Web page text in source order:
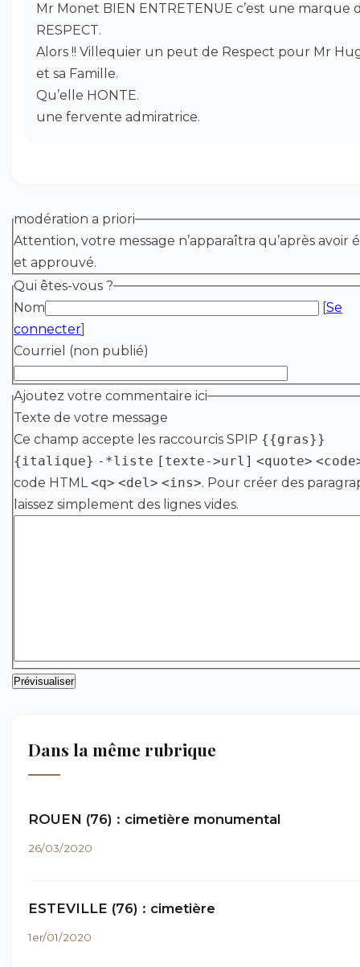
Mr Monet BIEN ENTRETENUE c’est une marque
RESPECT.
Alors !! Villequier un peut de Respect pour Mr
et sa Famille.
Qu’elle HONTE.
une fervente admiratrice.
modération a priori
Attention, votre message n’apparaîtra qu’après avoir
et approuvé.
Qui êtes-vous ?
Nom
[Se
connecter]
Courriel (non publié)
Ajoutez votre commentaire ici
Texte de votre message
Ce champ accepte les raccourcis SPIP {{gras}}
{italique} -*liste [texte->url] <quote>
code HTML<q> <del> <ins>. Pour créer des
laissez simplement des lignes vides.
Dans la même rubrique
ROUEN (76) : cimetière monumental
26/03/2020
ESTEVILLE (76) : cimetière
1er/01/2020